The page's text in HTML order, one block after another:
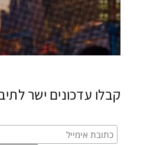
קבלו עדכונים ישר